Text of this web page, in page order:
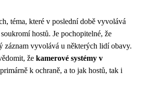
téma, které v poslední době vyvolává
hostů. Je pochopitelné, že
záznam vyvolává u některých lidí obavy.
že kamerové systémy v
k ochraně, a to jak hostů, tak i